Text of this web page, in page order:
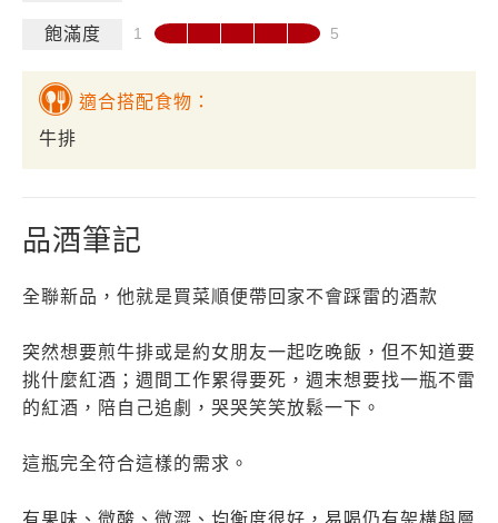
飽滿度
適合搭配食物：
牛排
品酒筆記
全聯新品，他就是買菜順便帶回家不會踩雷的酒款
突然想要煎牛排或是約女朋友一起吃晚飯，但不知道要
挑什麼紅酒；週間工作累得要死，週末想要找一瓶不雷
的紅酒，陪自己追劇，哭哭笑笑放鬆一下。
這瓶完全符合這樣的需求。
有果味、微酸、微澀、均衡度很好，易喝仍有架構與層